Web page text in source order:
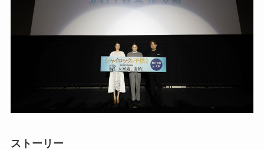
ストーリー